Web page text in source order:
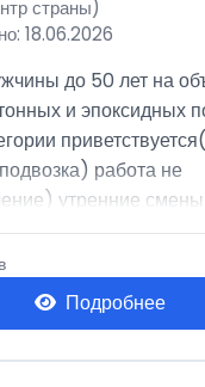
страны)
18.06.2026
до 50 лет на
и эпоксидных
работа не
утренние смены
Подробнее